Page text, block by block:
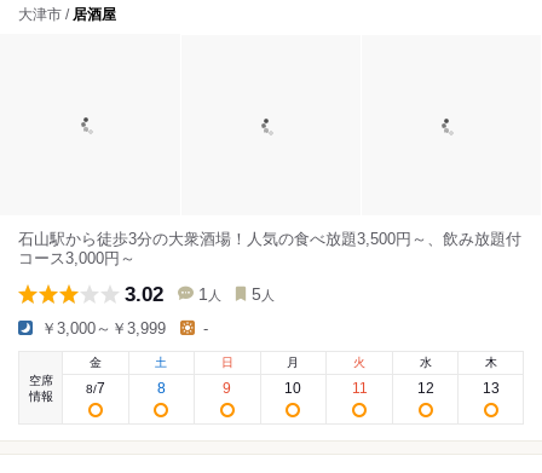
大津市 / 居酒屋
石山駅から徒歩3分の大衆酒場！人気の食べ放題3,500円～、飲み放題付
コース3,000円～
3.02 1 人 5 人
￥3,000～￥3,999 -
空席
情報
金
8/7
土
8
日
9
月
10
火
11
水
12
木
13